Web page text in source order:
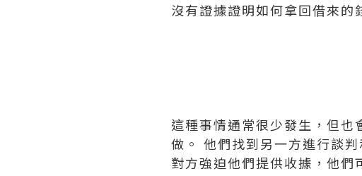
沒有證據證明如何拿回借來的
這種事情通常很少發生，但
做。 他們找到另一方進行談
對方強迫他們提供收據，他